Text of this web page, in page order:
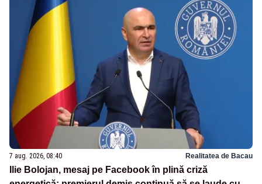
7 aug. 2026, 08:40 Realitatea de Bacau
Ilie Bolojan, mesaj pe Facebook în plină criză